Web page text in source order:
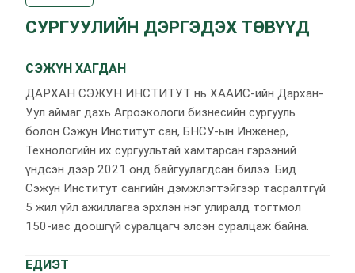
СУРГУУЛИЙН ДЭРГЭДЭХ ТӨВҮҮД
СЭЖҮН ХАГДАН
ДАРХАН СЭЖУН ИНСТИТУТ нь ХААИС-ийн Дархан-
Уул аймаг дахь Агроэкологи бизнесийн сургууль
болон Сэжун Институт сан, БНСУ-ын Инженер,
Технологийн их сургуультай хамтарсан гэрээний
үндсэн дээр 2021 онд байгуулагдсан билээ. Бид
Сэжун Институт сангийн дэмжлэгтэйгээр тасралтгүй
5 жил үйл ажиллагаа эрхлэн нэг улиралд тогтмол
150-иас доошгүй суралцагч элсэн суралцаж байна.
ЕДИЭТ